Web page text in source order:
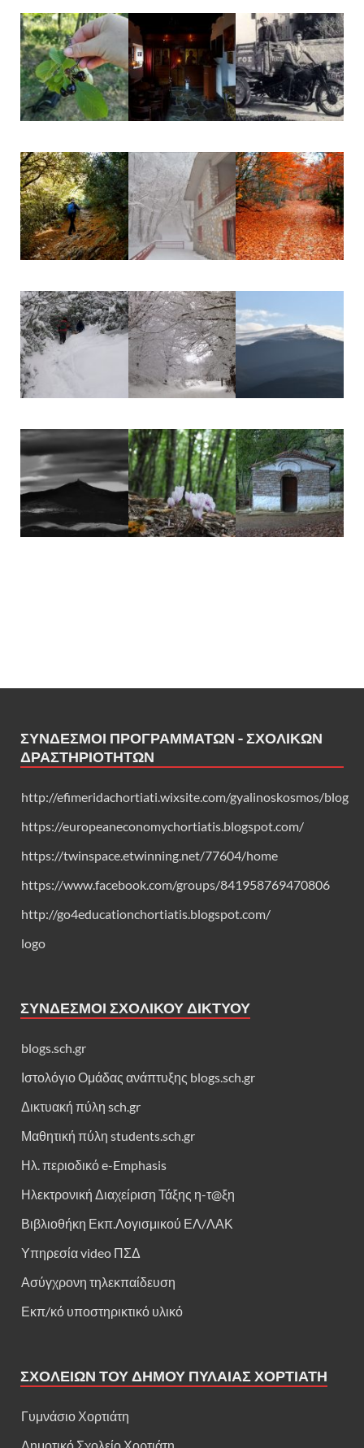
ΣΎΝΔΕΣΜΟΙ ΠΡΟΓΡΑΜΜΆΤΩΝ - ΣΧΟΛΙΚΏΝ
ΔΡΑΣΤΗΡΙΟΤΉΤΩΝ
http://efimeridachortiati.wixsite.com/gyalinoskosmos/blog
https://europeaneconomychortiatis.blogspot.com/
https://twinspace.etwinning.net/77604/home
https://www.facebook.com/groups/841958769470806
http://go4educationchortiatis.blogspot.com/
logo
ΣΎΝΔΕΣΜΟΙ ΣΧΟΛΙΚΟΎ ΔΙΚΤΎΟΥ
blogs.sch.gr
Ιστολόγιο Ομάδας ανάπτυξης blogs.sch.gr
Δικτυακή πύλη sch.gr
Μαθητική πύλη students.sch.gr
Ηλ. περιοδικό e-Emphasis
Ηλεκτρονική Διαχείριση Τάξης η-τ@ξη
Βιβλιοθήκη Εκπ.Λογισμικού ΕΛ/ΛΑΚ
Υπηρεσία video ΠΣΔ
Ασύγχρονη τηλεκπαίδευση
Εκπ/κό υποστηρικτικό υλικό
ΣΧΟΛΕΊΩΝ ΤΟΥ ΔΉΜΟΥ ΠΥΛΑΊΑΣ ΧΟΡΤΙΆΤΗ
Γυμνάσιο Χορτιάτη